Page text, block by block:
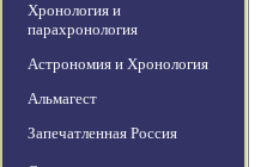
Хронология и
парахронология
Астрономия и Хронология
Альмагест
Запечатленная Россия